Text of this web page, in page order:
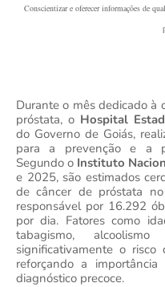
Conscientizar e oferecer informações de
Durante o mês dedicado à
próstata, o Hospital
do Governo de Goiás,
para a prevenção e a
Segundo o Instituto
e 2025, são estimados
de câncer de próstata
responsável por 16.292
por dia. Fatores como
tabagismo,
significativamente o
reforçando a
diagnóstico precoce.